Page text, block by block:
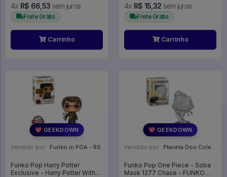
4x R$ 66,53 sem juros
Frete Grátis
Carrinho
4x R$ 15,32 sem juros
Frete Grátis
Carrinho
💖 GEEKDOWN
Vendido por: Funko in POA - RS
Funko Pop Harry Potter
Exclusive - Harry Potter With
💖 GEEKDOWN
Vendido por: Planeta Dos Colecionaveis - SP
Funko Pop One Piece - Soba
Mask 1277 Chase - FUNKO